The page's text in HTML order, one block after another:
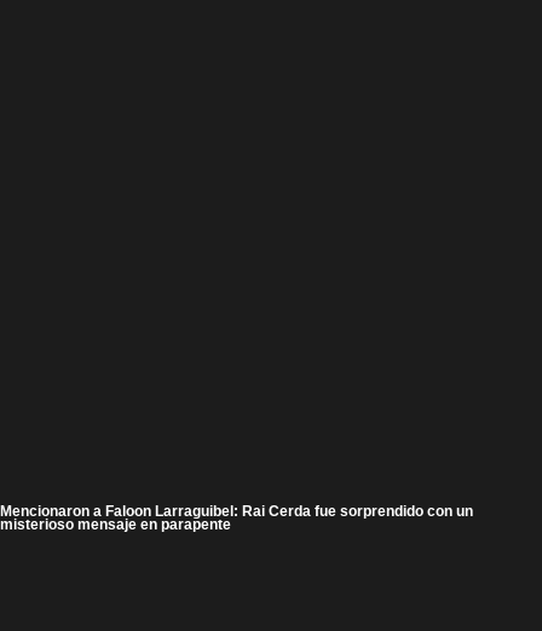
Mencionaron a Faloon Larraguibel: Rai Cerda fue sorprendido con un
misterioso mensaje en parapente